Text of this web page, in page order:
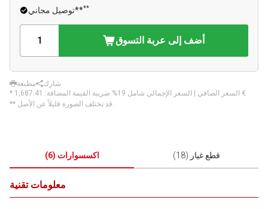
توصيل مجاني****
أضف إلى عربة التسوق
مطبعة
شارك
* السعر الصافي | السعر الإجمالي شامل 19% ضريبة القيمة المضافة: ‏1,687.41 €
** قد تختلف الصورة قليلاً عن الأصل.
اكسسوارات (
6
) قطع غيار (
18
)
معلومات تقنية